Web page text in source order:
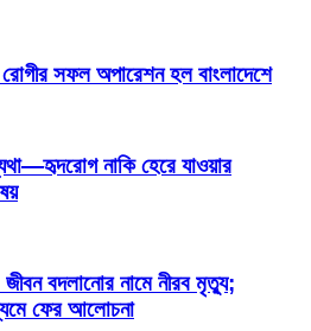
রোগীর সফল অপারেশন হল বাংলাদেশে
নাকি হেরে যাওয়ার
বদলানোর নামে নীরব মৃত্যু;
ফের আলোচনা